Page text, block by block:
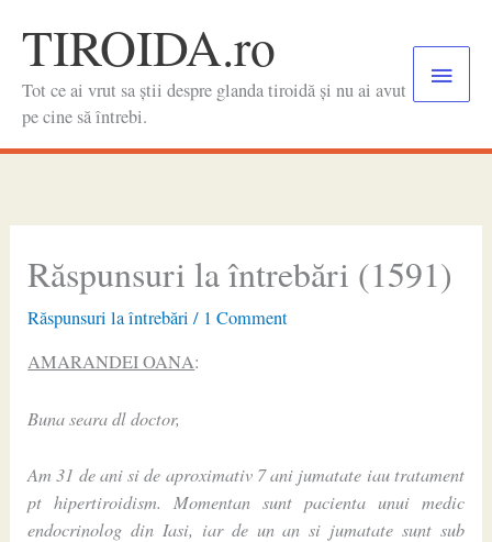
contentTIROIDA.ro
Tot ce ai vrut sa știi despre glanda tiroidă și nu ai avut
pe cine să întrebi.
Main
Răspunsuri la întrebări (1591)
Răspunsuri la întrebări / 1 Comment
AMARANDEI OANA:
Buna seara dl doctor,
Am 31 de ani si de aproximativ 7 ani jumatate iau tratament
pt hipertiroidism. Momentan sunt pacienta unui medic
endocrinolog din Iasi, iar de un an si jumatate sunt sub